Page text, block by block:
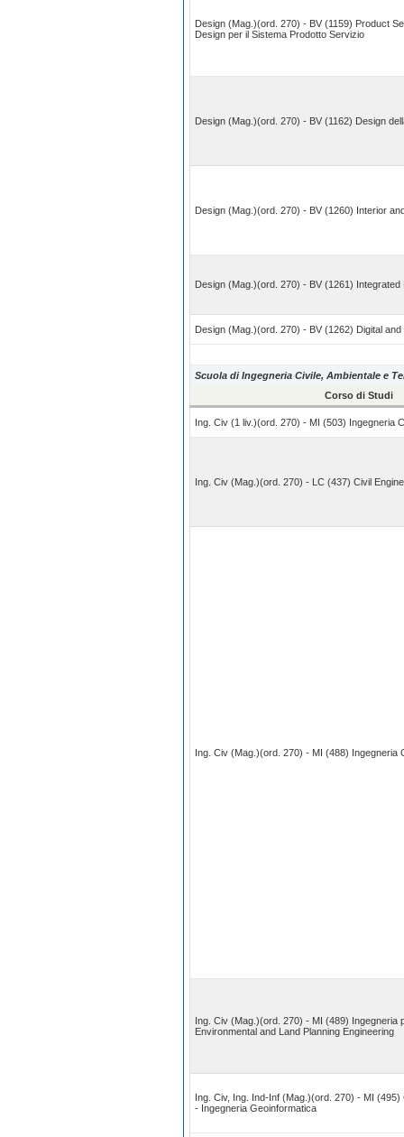
Design (Mag.)(ord. 270) - BV (1159) Product
Design per il Sistema Prodotto Servizio
Design (Mag.)(ord. 270) - BV (1162) Design
Design (Mag.)(ord. 270) - BV (1260) Interior
Design (Mag.)(ord. 270) - BV (1261) Integrated
Design (Mag.)(ord. 270) - BV (1262) Digital
Scuola di Ingegneria Civile, Ambientale e
Corso di Studi
Ing. Civ (1 liv.)(ord. 270) - MI (503) Ingegneria
Ing. Civ (Mag.)(ord. 270) - LC (437) Civil
Ing. Civ (Mag.)(ord. 270) - MI (488) Ingegneria
Ing. Civ (Mag.)(ord. 270) - MI (489) Ingegneria
Environmental and Land Planning Engineering
Ing. Civ, Ing. Ind-Inf (Mag.)(ord. 270) - MI
- Ingegneria Geoinformatica